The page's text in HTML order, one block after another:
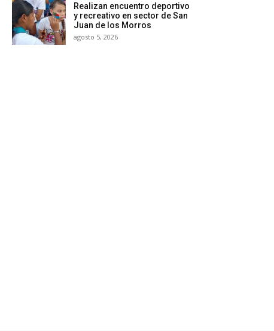
Realizan encuentro deportivo
y recreativo en sector de San
Juan de los Morros
agosto 5, 2026